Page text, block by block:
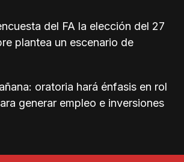
del FA la elección del 27
plantea un escenario de
oratoria hará énfasis en rol
generar empleo e inversiones